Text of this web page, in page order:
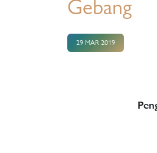
Gebang
29 MAR 2019